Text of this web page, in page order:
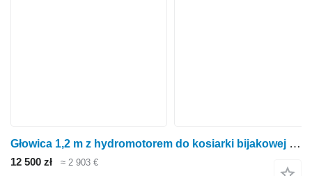
Głowica 1,2 m z hydromotorem do kosiarki bijakowej Mulczer na wy
12 500 zł ≈ 2 903 €